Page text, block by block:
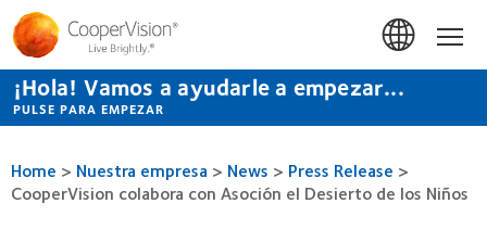
Pasar
contenido
principal
¡Hola! Vamos a ayudarle a empezar...
PULSE PARA EMPEZAR
Home > Nuestra empresa > News > Press Release >
CooperVision colabora con Asoción el Desierto de los Niños